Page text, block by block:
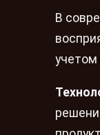
В
учетом